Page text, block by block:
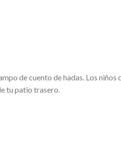
de cuento de hadas. Los
tu patio trasero.